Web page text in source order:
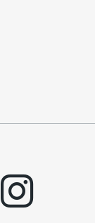
instagram